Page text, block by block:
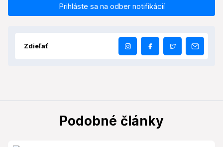
Prihláste sa na odber notifikácií
Zdieľať
Podobné články